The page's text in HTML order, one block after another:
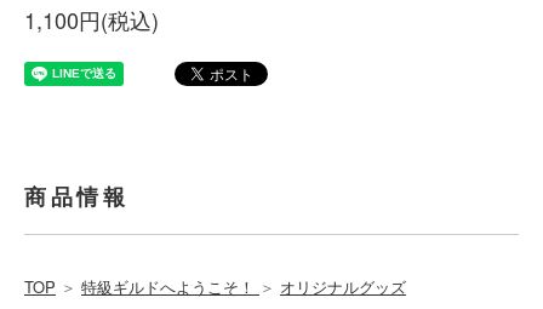
1,100円(税込)
商品情報
TOP ＞ 特級ギルドへようこそ！ ＞ オリジナルグッズ